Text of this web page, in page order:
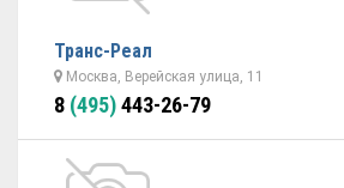
Транс-Реал
Москва, Верейская улица, 11
8 (495)443-26-79